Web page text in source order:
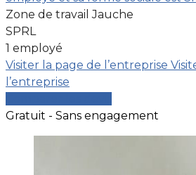
Zone de travail Jauche
SPRL
1 employé
Visiter la page de l’entreprise
l’entreprise
Gratuit - Sans engagement